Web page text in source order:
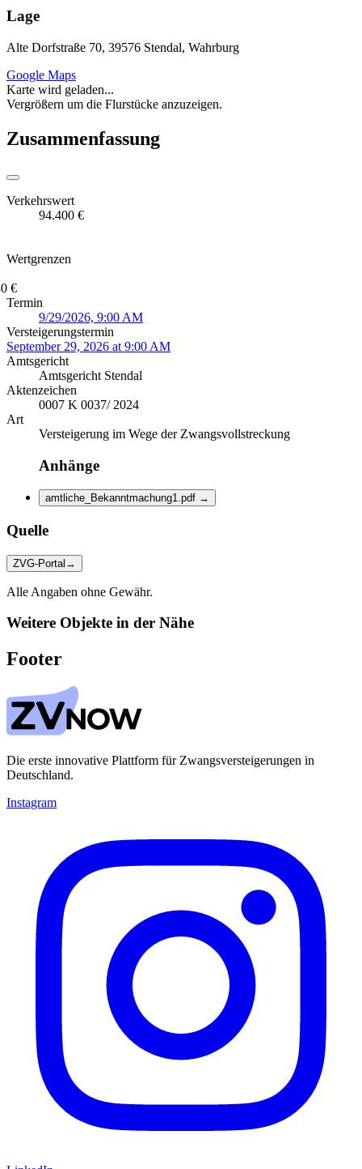
Lage
Alte Dorfstraße 70, 39576 Stendal, Wahrburg
Google Maps
Karte wird geladen...
Vergrößern um die Flurstücke anzuzeigen.
Zusammenfassung
Verkehrswert
94.400 €
Wertgrenzen
€
Termin
9/29/2026, 9:00 AM
Versteigerungstermin
September 29, 2026 at 9:00 AM
Amtsgericht
Amtsgericht Stendal
Aktenzeichen
0007 K 0037/ 2024
Art
Versteigerung im Wege der Zwangsvollstreckung
Anhänge
amtliche_Bekanntmachung1.pdf →
Quelle
ZVG-Portal →
Alle Angaben ohne Gewähr.
Weitere Objekte in der Nähe
Footer
Die erste innovative Plattform für Zwangsversteigerungen in
Deutschland.
Instagram